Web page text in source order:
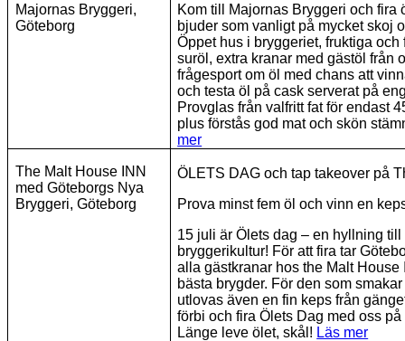
Majornas Bryggeri,
Göteborg
Kom till Majornas Bryggeri och fira
bjuder som vanligt på mycket skoj
Öppet hus i bryggeriet, fruktiga
suröl, extra kranar med gästöl från
frågesport om öl med chans att
och testa öl på cask serverat på
Provglas från valfritt fat för endast
plus förstås god mat och skön
mer
The Malt House INN
med Göteborgs Nya
Bryggeri, Göteborg
ÖLETS DAG och tap takeover på
Prova minst fem öl och vinn en
15 juli är Ölets dag – en hyllning
bryggerikultur! För att fira tar
alla gästkranar hos the Malt
bästa brygder. För den som
utlovas även en fin keps från
förbi och fira Ölets Dag med oss
Länge leve ölet, skål! Läs mer